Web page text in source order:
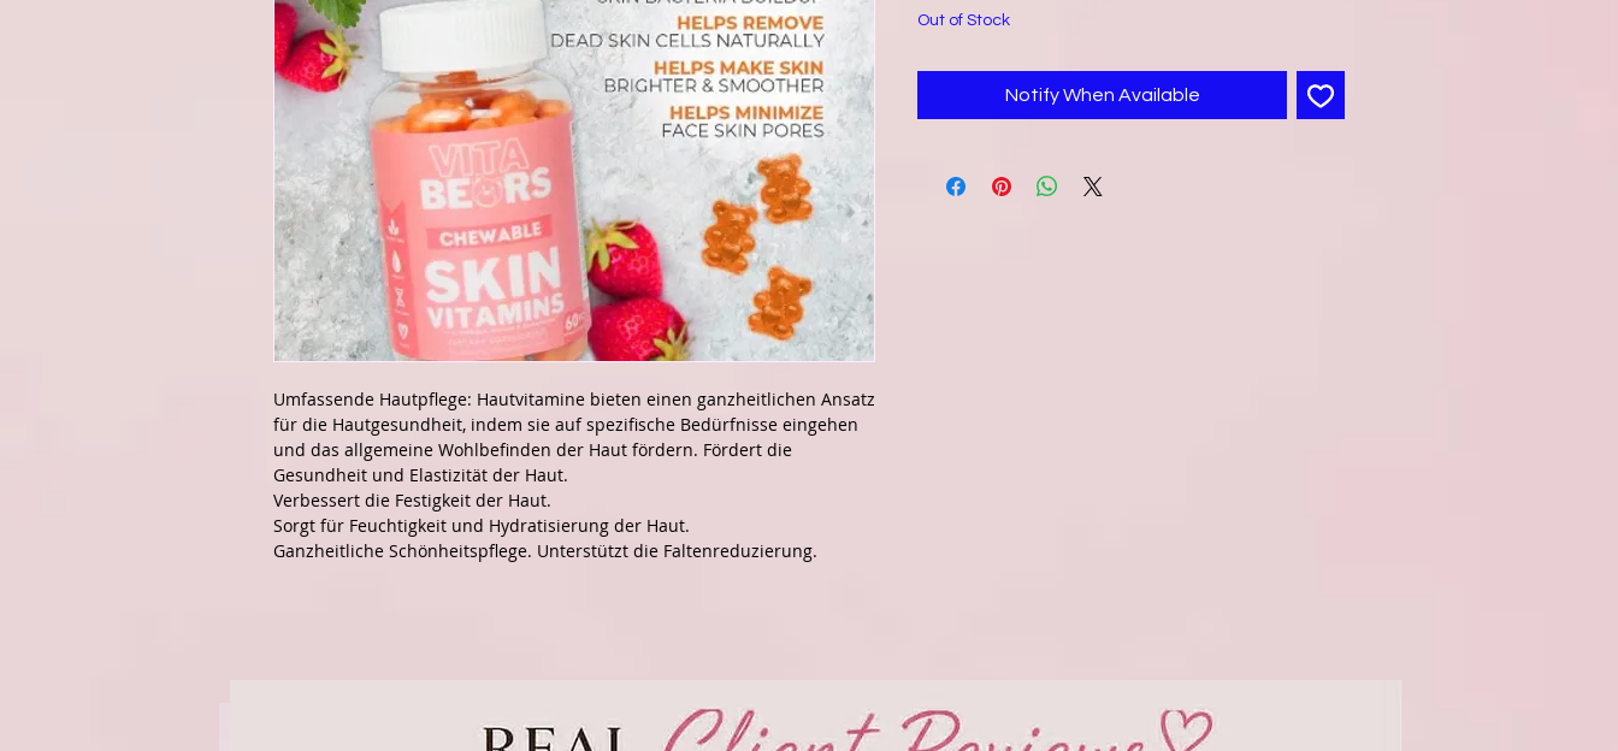
Umfassende Hautpflege: Hautvitamine bieten einen ganzheitlichen Ansatz
für die Hautgesundheit, indem sie auf spezifische Bedürfnisse eingehen
und das allgemeine Wohlbefinden der Haut fördern. Fördert die
Gesundheit und Elastizität der Haut.
Verbessert die Festigkeit der Haut.
Sorgt für Feuchtigkeit und Hydratisierung der Haut.
Ganzheitliche Schönheitspflege. Unterstützt die Faltenreduzierung.
Out of Stock
Notify When Available